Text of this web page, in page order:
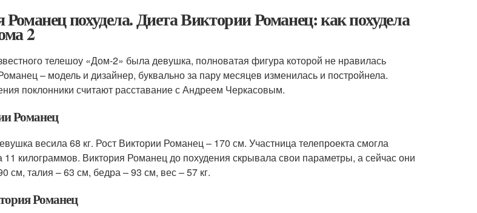
похудела. Диета Виктории Романец: как похудела
2
телешоу «Дом-2» была девушка, полноватая фигура которой не нравилась
– модель и дизайнер, буквально за пару месяцев изменилась и постройнела.
поклонники считают расставание с Андреем Черкасовым.
Романец
весила 68 кг. Рост Виктории Романец – 170 см. Участница телепроекта смогла
11 килограммов. Виктория Романец до похудения скрывала свои параметры, а сейчас они
см, талия – 63 см, бедра – 93 см, вес – 57 кг.
Романец